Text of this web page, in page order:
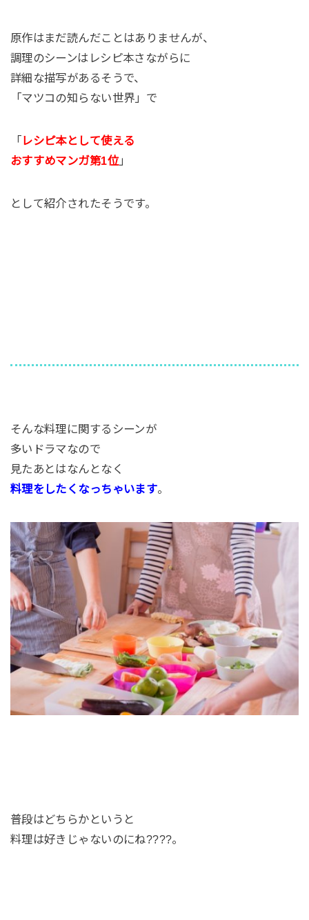
原作はまだ読んだことはありませんが、
調理のシーンはレシピ本さながらに
詳細な描写があるそうで、
「マツコの知らない世界」で
「レシピ本として使える
おすすめマンガ第1位」
として紹介されたそうです。
そんな料理に関するシーンが
多いドラマなので
見たあとはなんとなく
料理をしたくなっちゃいます。
普段はどちらかというと
料理は好きじゃないのにね????。